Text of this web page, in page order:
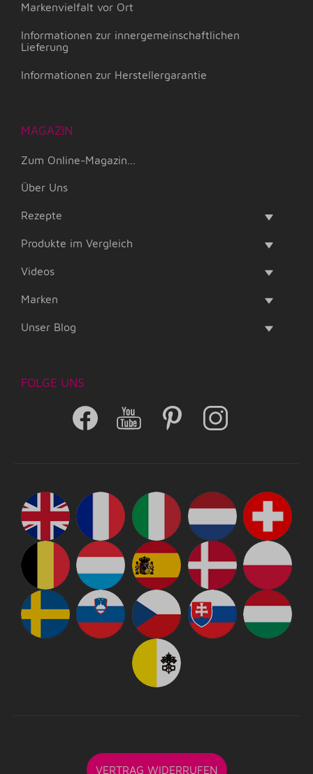
Markenvielfalt vor Ort
Informationen zur innergemeinschaftlichen
Lieferung
Informationen zur Herstellergarantie
MAGAZIN
Zum Online-Magazin...
Über Uns
Rezepte
Produkte im Vergleich
Videos
Marken
Unser Blog
FOLGE UNS
VERTRAG WIDERRUFEN